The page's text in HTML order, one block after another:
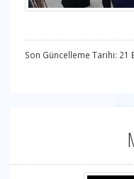
Son Güncelleme Tarihi: 21